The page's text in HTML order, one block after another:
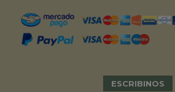
ESCRIBINOS